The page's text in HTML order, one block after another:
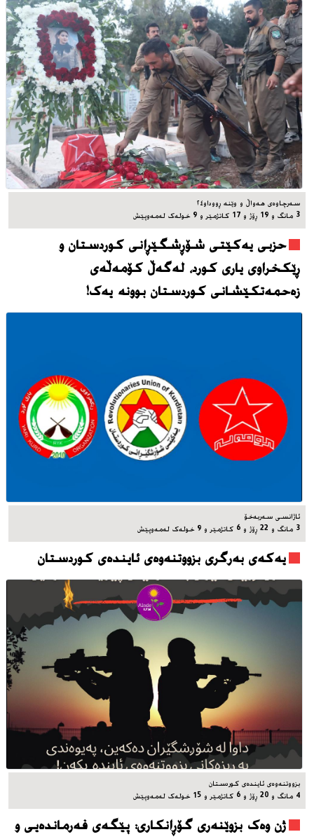
سه‌رچاوه‌ی هه‌واڵ و وێنه‌ ڕووداو٢٤
3 مانگ و 19 ڕۆژ و 17 کاتژمێر و 9 خوله‌ک له‌مه‌وپێش‌
حزبی یەکێتی شۆڕشگێڕانی کوردستان و
ڕێکخراوی یاری کورد، له‌گه‌ڵ کۆمەڵەی
زەحمەتکێشانی کوردستان بوونه‌ یه‌ک!
ئاژانسی سه‌ربه‌خۆ
3 مانگ و 22 ڕۆژ و 6 کاتژمێر و 9 خوله‌ک له‌مه‌وپێش‌
یه‌که‌ی به‌رگری بزووتنه‌وه‌ی ئاینده‌ی کوردستان
بزووتنه‌وه‌ی ئاینده‌ی کوردستان
4 مانگ و 20 ڕۆژ و 6 کاتژمێر و 15 خوله‌ک له‌مه‌وپێش‌
ژن وەک بزوێنەری گۆڕانکاری: پێگەی فەرماندەیی و